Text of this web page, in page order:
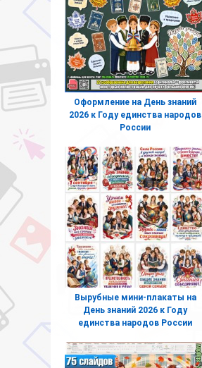
Оформление на День знаний
2026 к Году единства народов
России
Вырубные мини-плакаты на
День знаний 2026 к Году
единства народов России